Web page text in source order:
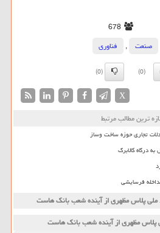
678
صنعت ,
فناوری
(0)
(0)
X
ترین مطالب مرتبط
درگاه کالابرگ
فرسایشی
ملی پلاس مظهری از آینده شعب بانک هاست
پلاس مظهری از آینده شعب بانک هاست